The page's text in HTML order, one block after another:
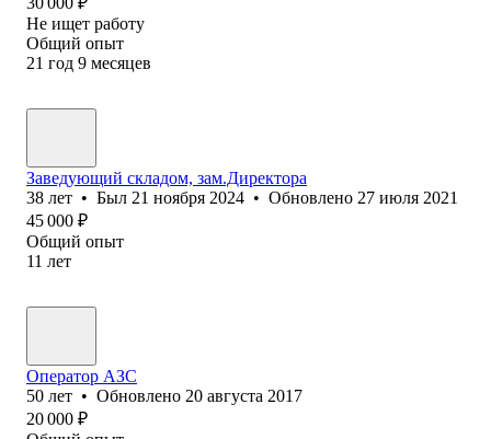
Не ищет работу
Общий опыт
21 год 9 месяцев
Заведующий складом, зам.Директора
38 лет • Был 21 ноября 2024 • Обновлено 27 июля 2021
45 000 ₽
Общий опыт
11 лет
Оператор АЗС
50 лет • Обновлено 20 августа 2017
20 000 ₽